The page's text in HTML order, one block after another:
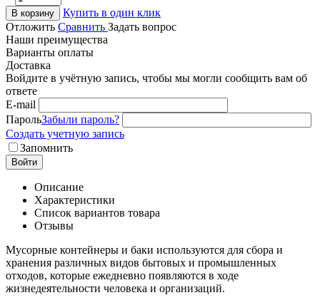
В корзину
Купить в один клик
Отложить Сравнить Задать вопрос
Наши преимущества
Варианты оплаты
Доставка
Войдите в учётную запись, чтобы мы могли сообщить вам об
ответе
E-mail
ПарольЗабыли пароль?
Создать учетную запись
Запомнить
Войти
Описание
Характеристики
Список вариантов товара
Отзывы
Мусорные контейнеры и баки используются для сбора и
хранения различных видов бытовых и промышленных
отходов, которые ежедневно появляются в ходе
жизнедеятельности человека и организаций.